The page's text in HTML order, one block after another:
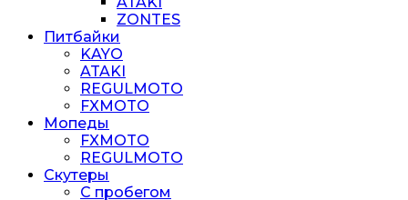
ZONTES
Питбайки
KAYO
ATAKI
REGULMOTO
FXMOTO
Мопеды
FXMOTO
REGULMOTO
Скутеры
С пробегом